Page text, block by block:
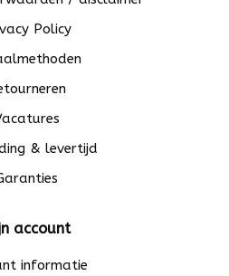
Policy
& levertijd
account
informatie